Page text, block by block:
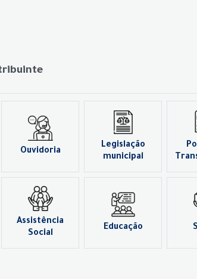
Ouvidoria
Legislação
municipal
Assistência
Social
Educação